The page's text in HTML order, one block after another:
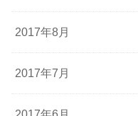
2017年8月
2017年7月